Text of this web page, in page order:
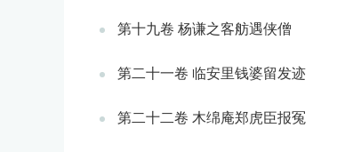
第十九卷 杨谦之客舫遇侠僧
第二十一卷 临安里钱婆留发迹
第二十二卷 木绵庵郑虎臣报冤